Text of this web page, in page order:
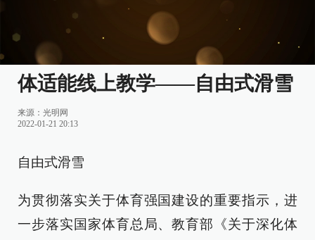
体适能线上教学——自由式滑雪
来源： 光明网
2022-01-21 20:13
自由式滑雪
为贯彻落实关于体育强国建设的重要指示，进
一步落实国家体育总局、教育部《关于深化体